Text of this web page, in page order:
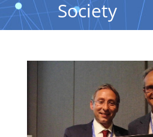
Society